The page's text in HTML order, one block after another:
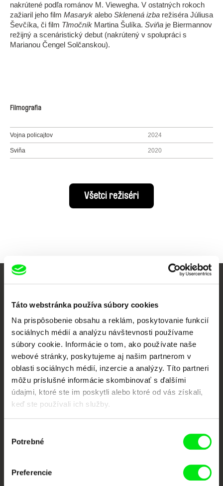
Táto webstránka používa súbory cookies
Na prispôsobenie obsahu a reklám, poskytovanie funkcií
sociálnych médií a analýzu návštevnosti používame
súbory cookie. Informácie o tom, ako používate naše
webové stránky, poskytujeme aj našim partnerom v
oblasti sociálnych médií, inzercie a analýzy. Títo partneri
môžu príslušné informácie skombinovať s ďalšími
údajmi, ktoré ste im poskytli alebo ktoré od vás získali,
keď ste používali ich služby.
súhlasu
Potrebné
Preferencie
nakrútené podľa románov M. Viewegha. V ostatných rokoch
zažiaril jeho film Masaryk alebo Sklenená izba režiséra Júliusa
Ševčíka, či film Tlmočník Martina Šulíka. Sviňa je Biermannov
režijný a scenáristický debut (nakrútený v spolupráci s
Marianou Čengel Solčanskou).
Filmografia
Vojna policajtov 2024
Sviňa 2020
Všetci režiséri
Nové filmy každý týždeň
Portál DAFilms vznikol vďaka tvorivej spolupráci siedmich významných
európskych festivalov dokumentárneho filmu združených pod Doc Alliance.
Členovia Doc Alliance
DOK Leipzig